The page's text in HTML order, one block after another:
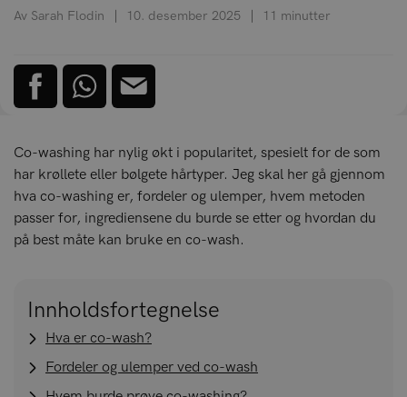
Av Sarah Flodin 10. desember 2025 11 minutter
Co-washing har nylig økt i popularitet, spesielt for de som
har krøllete eller bølgete hårtyper. Jeg skal her gå gjennom
hva co-washing er, fordeler og ulemper, hvem metoden
passer for, ingrediensene du burde se etter og hvordan du
på best måte kan bruke en co-wash.
Innholdsfortegnelse
Hva er co-wash?
Fordeler og ulemper ved co-wash